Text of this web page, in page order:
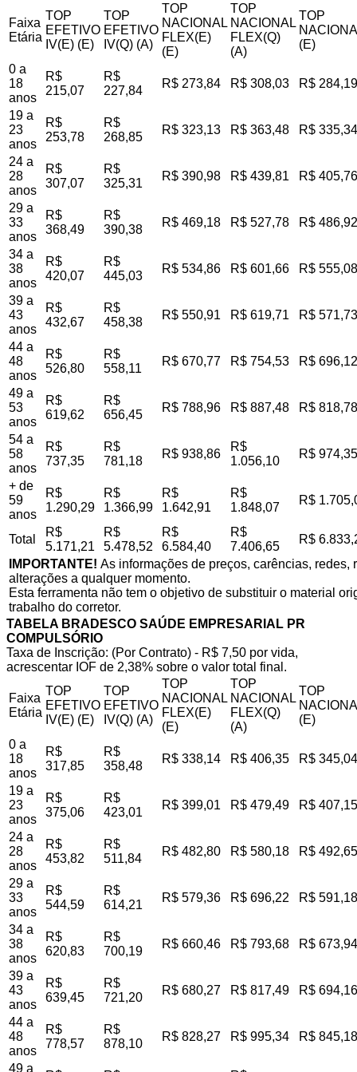
Faixa
Etária
TOP
EFETIVO
IV(E) (E)
TOP
EFETIVO
IV(Q) (A)
TOP
NACIONAL
FLEX(E)
(E)
TOP
NACIONAL
FLEX(Q)
(A)
TOP
(E)
0 a
18
anos
R$
215,07
R$
227,84
R$ 273,84 R$ 308,03 R$ 284,19
19 a
23
anos
R$
253,78
R$
268,85
R$ 323,13 R$ 363,48 R$ 335,34
24 a
28
anos
R$
307,07
R$
325,31
R$ 390,98 R$ 439,81 R$ 405,76
29 a
33
anos
R$
368,49
R$
390,38
R$ 469,18 R$ 527,78 R$ 486,92
34 a
38
anos
R$
420,07
R$
445,03
R$ 534,86 R$ 601,66 R$ 555,08
39 a
43
anos
R$
432,67
R$
458,38
R$ 550,91 R$ 619,71 R$ 571,73
44 a
48
anos
R$
526,80
R$
558,11
R$ 670,77 R$ 754,53 R$ 696,12
49 a
53
anos
R$
619,62
R$
656,45
R$ 788,96 R$ 887,48 R$ 818,78
54 a
58
anos
R$
737,35
R$
781,18
R$ 938,86
R$
1.056,10
R$ 974,35
+ de
59
anos
R$
1.290,29
R$
1.366,99
R$
1.642,91
R$
1.848,07
R$
Total
R$
5.171,21
R$
5.478,52
R$
6.584,40
R$
7.406,65
R$
IMPORTANTE! As informações de preços, carências,
alterações a qualquer momento.
Esta ferramenta não tem o objetivo de substituir o material
trabalho do corretor.
TABELA BRADESCO SAÚDE EMPRESARIAL PR
COMPULSÓRIO
Taxa de Inscrição: (Por Contrato) - R$ 7,50 por vida,
acrescentar IOF de 2,38% sobre o valor total final.
Faixa
Etária
TOP
EFETIVO
IV(E) (E)
TOP
EFETIVO
IV(Q) (A)
TOP
NACIONAL
FLEX(E)
(E)
TOP
NACIONAL
FLEX(Q)
(A)
TOP
(E)
0 a
18
anos
R$
317,85
R$
358,48
R$ 338,14 R$ 406,35 R$ 345,04
19 a
23
anos
R$
375,06
R$
423,01
R$ 399,01 R$ 479,49 R$ 407,15
24 a
28
anos
R$
453,82
R$
511,84
R$ 482,80 R$ 580,18 R$ 492,65
29 a
33
anos
R$
544,59
R$
614,21
R$ 579,36 R$ 696,22 R$ 591,18
34 a
38
anos
R$
620,83
R$
700,19
R$ 660,46 R$ 793,68 R$ 673,94
39 a
43
anos
R$
639,45
R$
721,20
R$ 680,27 R$ 817,49 R$ 694,16
44 a
48
anos
R$
778,57
R$
878,10
R$ 828,27 R$ 995,34 R$ 845,18
49 a